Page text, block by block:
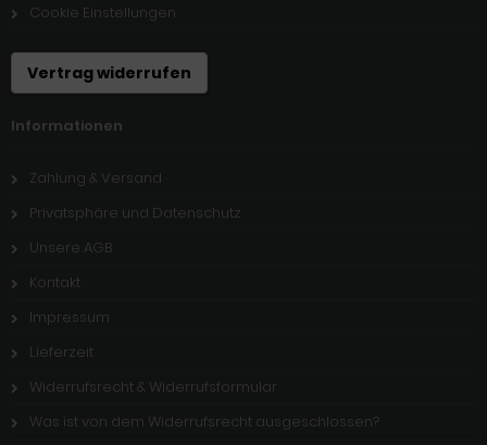
Cookie Einstellungen
Vertrag widerrufen
Informationen
Zahlung & Versand
Privatsphäre und Datenschutz
Unsere AGB
Kontakt
Impressum
Lieferzeit
Widerrufsrecht & Widerrufsformular
Was ist von dem Widerrufsrecht ausgeschlossen?